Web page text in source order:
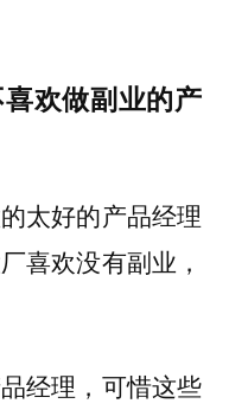
欢做副业的产
太好的产品经理
喜欢没有副业，
经理，可惜这些